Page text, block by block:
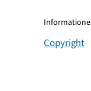
Copyright